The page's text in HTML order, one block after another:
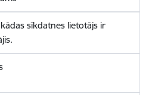
sīkdatnes lietotājs ir